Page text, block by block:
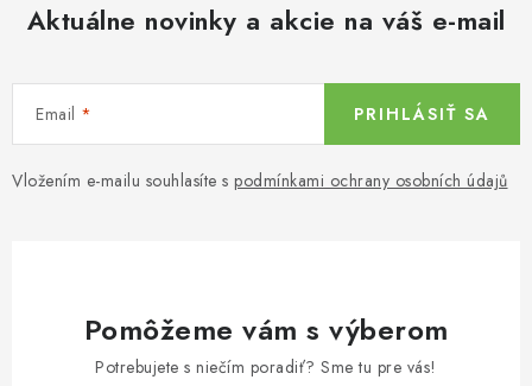
Aktuálne novinky a akcie na váš e-mail
Email
Vložením e-mailu souhlasíte s podmínkami ochrany osobních údajů
PRIHLÁSIŤ SA
Pomôžeme vám s výberom
Potrebujete s niečím poradiť? Sme tu pre vás!